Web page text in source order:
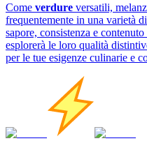
Come verdure versatili,
frequentemente in una varietà
sapore, consistenza e
esplorerà le loro qualità
per le tue esigenze culinarie e